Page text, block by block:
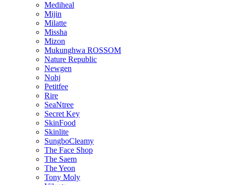
Mediheal
Mijin
Milatte
Missha
Mizon
Mukunghwa ROSSOM
Nature Republic
Newgen
Nohj
Petitfee
Rire
SeaNtree
Secret Key
SkinFood
Skinlite
SungboCleamy
The Face Shop
The Saem
The Yeon
Tony Moly